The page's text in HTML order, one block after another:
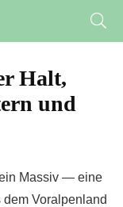
Halt,
und
Massiv — eine
Voralpenland